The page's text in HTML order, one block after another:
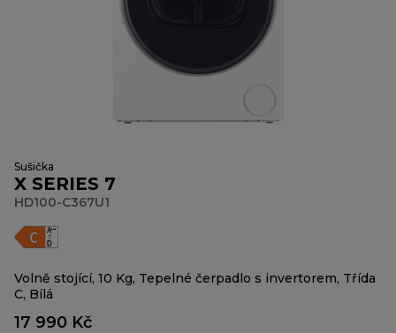
Sušička
X SERIES 7
HD100-C367U1
Volně stojící, 10 Kg, Tepelné čerpadlo s invertorem, Třída
C, Bílá
17 990 Kč